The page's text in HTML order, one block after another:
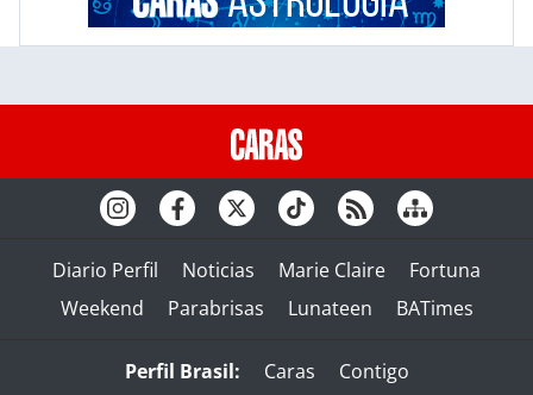
Diario Perfil Noticias Marie Claire
Fortuna
Weekend
Parabrisas Lunateen BATimes
Perfil Brasil: Caras
Contigo